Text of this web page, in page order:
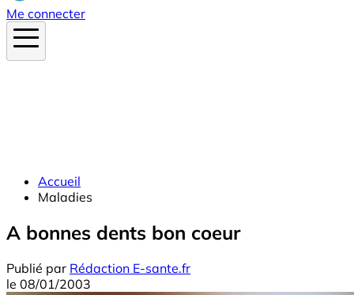
Me connecter
Accueil
Maladies
A bonnes dents bon coeur
Publié par Rédaction E-sante.fr
le 08/01/2003